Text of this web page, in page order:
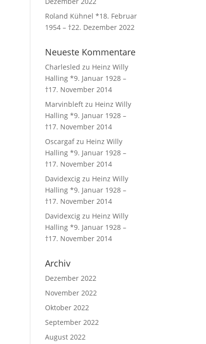
Roland Kühnel *18. Februar
1954 – †22. Dezember 2022
Neueste Kommentare
Charlesled zu Heinz Willy
Halling *9. Januar 1928 –
†17. November 2014
Marvinbleft zu Heinz Willy
Halling *9. Januar 1928 –
†17. November 2014
Oscargafzu Heinz Willy
Halling *9. Januar 1928 –
†17. November 2014
Davidexcig zu Heinz Willy
Halling *9. Januar 1928 –
†17. November 2014
Davidexcig zu Heinz Willy
Halling *9. Januar 1928 –
†17. November 2014
Archiv
Dezember 2022
November 2022
Oktober 2022
September 2022
August 2022